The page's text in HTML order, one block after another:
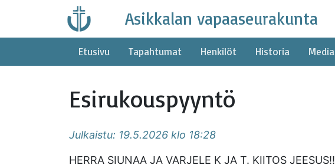
content
Asikkalan vapaaseurakunta
Etusivu Tapahtumat Henkilöt Historia Media
Esirukouspyyntö
Julkaistu: 19.5.2026 klo 18:28
HERRA SIUNAA JA VARJELE K JA T. KIITOS JEESUS!!